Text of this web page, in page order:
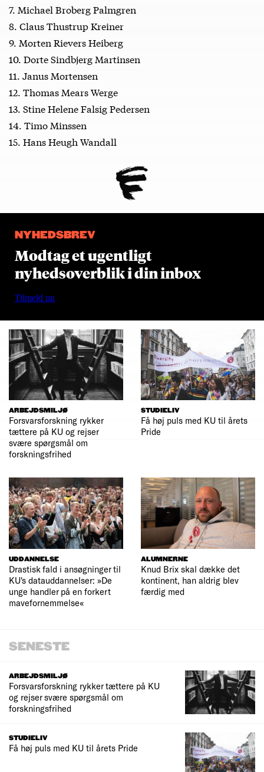
7. Michael Broberg Palmgren
8. Claus Thustrup Kreiner
9. Morten Rievers Heiberg
10. Dorte Sindbjerg Martinsen
11. Janus Mortensen
12. Thomas Mears Werge
13. Stine Helene Falsig Pedersen
14. Timo Minssen
15. Hans Heugh Wandall
NYHEDSBREV
Modtag et ugentligt
nyhedsoverblik i din inbox
Tilmeld nu
ARBEJDSMILJØ
Forsvarsforskning rykker
tættere på KU og rejser
svære spørgsmål om
forskningsfrihed
STUDIELIV
Få høj puls med KU til årets
Pride
UDDANNELSE
Drastisk fald i ansøgninger til
KU's datauddannelser: »De
unge handler på en forkert
mavefornemmelse«
ALUMNERNE
Knud Brix skal dække det
kontinent, han aldrig blev
færdig med
SENESTE
ARBEJDSMILJØ
Forsvarsforskning rykker tættere på KU
og rejser svære spørgsmål om
forskningsfrihed
STUDIELIV
Få høj puls med KU til årets Pride